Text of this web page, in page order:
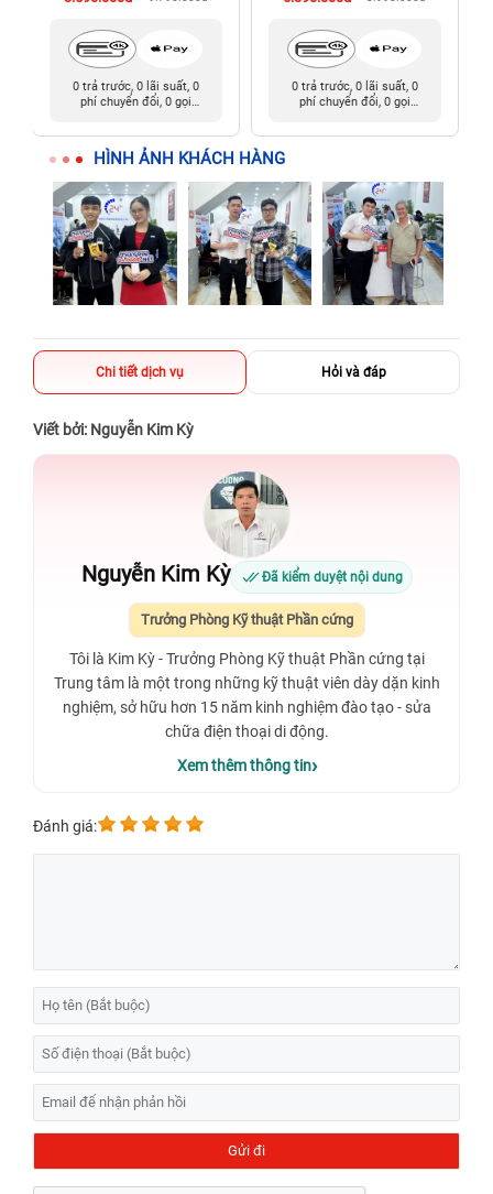
0 trả trước, 0 lãi suất, 0
phí chuyển đổi, 0 gọi
0 trả trước, 0 lãi suất, 0
phí chuyển đổi, 0 gọi
HÌNH ẢNH KHÁCH HÀNG
Chi tiết dịch vụ Hỏi và đáp
Viết bởi: Nguyễn Kim Kỳ
Nguyễn Kim Kỳ Đã kiểm duyệt nội dung
Trưởng Phòng Kỹ thuật Phần cứng
Tôi là Kim Kỳ - Trưởng Phòng Kỹ thuật Phần cứng tại
Trung tâm là một trong những kỹ thuật viên dày dặn kinh
nghiệm, sở hữu hơn 15 năm kinh nghiệm đào tạo - sửa
chữa điện thoại di động.
Xem thêm thông tin
Đánh giá: